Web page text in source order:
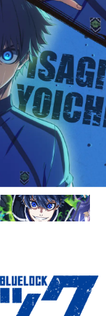
ながらも個性的
が効いたコンビ
鳴共存する
ィラインとアン
イヴパフォーマ
。今年バンド結
ツアー「20th
続けている実力派
NIGHT)
LLC)
「D.D. /
発売 1st
発売 2nd
発売 3rd
録。 1st アルバ
ン週間シングル